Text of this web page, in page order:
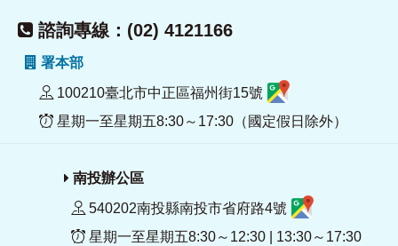
諮詢專線：(02) 4121166
署本部
100210臺北市中正區福州街15號
星期一至星期五8:30～17:30（國定假日除外）
南投辦公區
540202南投縣南投市省府路4號
星期一至星期五8:30～12:30 | 13:30～17:30